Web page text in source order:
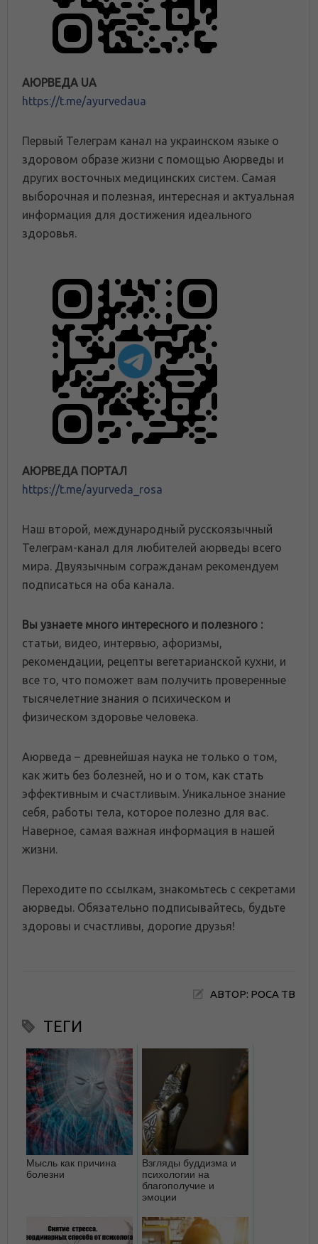
АЮРВЕДА UA
https://t.me/ayurvedaua
Первый Телеграм канал на украинском языке о
здоровом образе жизни с помощью Аюрведы и
других восточных медицинских систем. Самая
выборочная и полезная, интересная и актуальная
информация для достижения идеального
здоровья.
АЮРВЕДА ПОРТАЛ
https://t.me/ayurveda_rosa
Наш второй, международный русскоязычный
Телеграм-канал для любителей аюрведы всего
мира. Двуязычным согражданам рекомендуем
подписаться на оба канала.
Вы узнаете много интересного и полезного :
статьи, видео, интервью, афоризмы,
рекомендации, рецепты вегетарианской кухни, и
все то, что поможет вам получить проверенные
тысячелетние знания о психическом и
физическом здоровье человека.
Аюрведа – древнейшая наука не только о том,
как жить без болезней, но и о том, как стать
эффективным и счастливым. Уникальное знание
себя, работы тела, которое полезно для вас.
Наверное, самая важная информация в нашей
жизни.
Переходите по ссылкам, знакомьтесь с секретами
аюрведы. Обязательно подписывайтесь, будьте
здоровы и счастливы, дорогие друзья!
АВТОР: РОСА ТВ
ТЕГИ
Мысль как причина
болезни
Взгляды буддизма и
психологии на
благополучие и
эмоции